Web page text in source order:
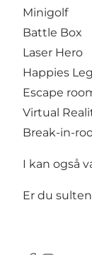
Minigolf
Battle Box
Laser Hero
Happies
Escape
Virtual
Break-in-
I kan også
Er du